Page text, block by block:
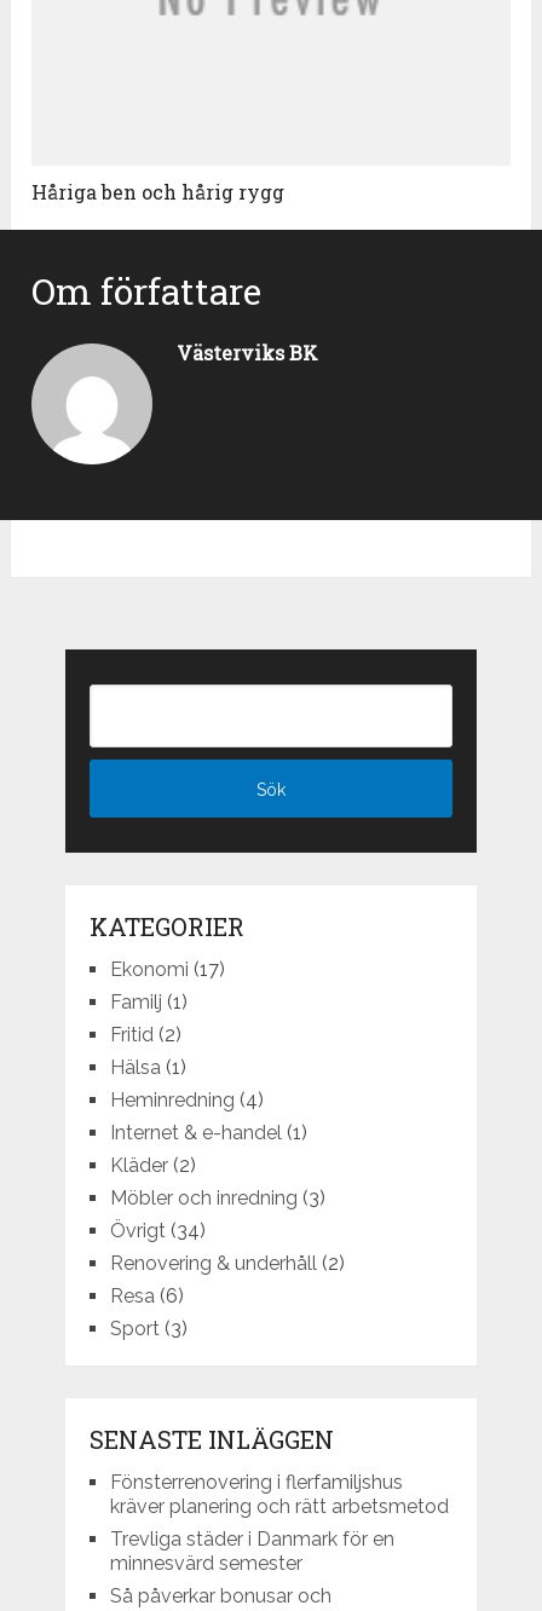
Håriga ben och hårig rygg
Om författare
Västerviks BK
KATEGORIER
Ekonomi (17)
Familj (1)
Fritid(2)
Hälsa(1)
Heminredning (4)
Internet & e-handel(1)
Kläder(2)
Möbler och inredning (3)
Övrigt(34)
Renovering & underhåll(2)
Resa(6)
Sport(3)
SENASTE INLÄGGEN
Fönsterrenovering i flerfamiljshus
kräver planering och rätt arbetsmetod
Trevliga städer i Danmark för en
minnesvärd semester
Så påverkar bonusar och